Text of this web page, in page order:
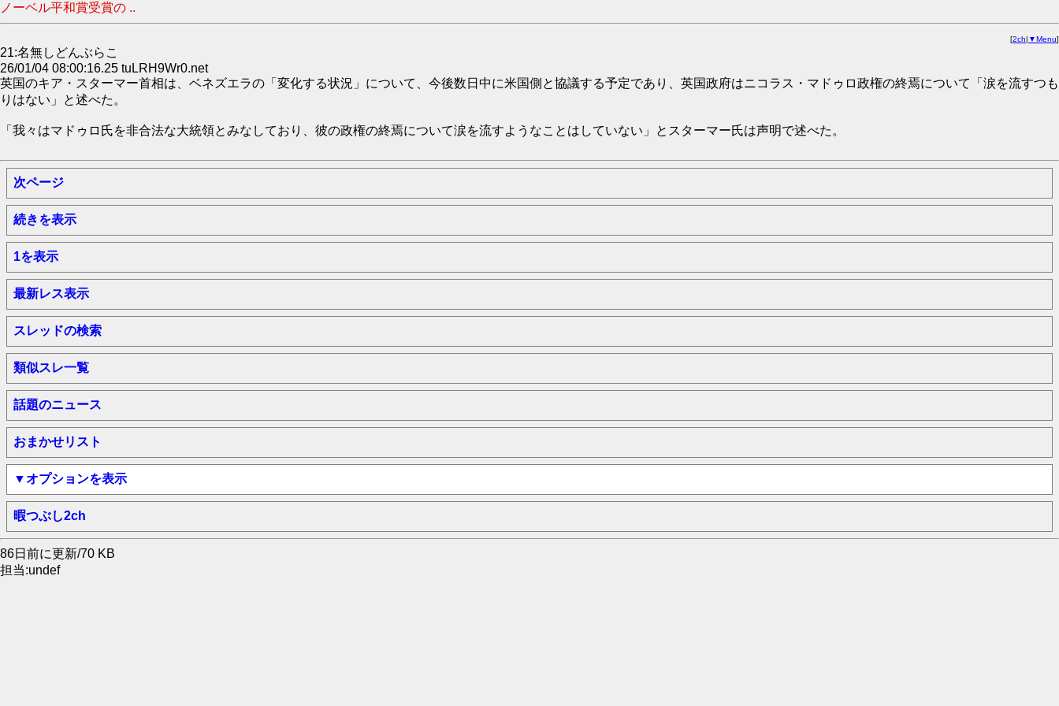
ノーベル平和賞受賞の ..
[2ch| ▼Menu]
21:名無しどんぶらこ
26/01/04 08:00:16.25 tuLRH9Wr0.net
英国のキア・スターマー首相は、ベネズエラの「変化する状況」について、今後数日中に米国側と協議する予定であり、英国政府はニコラス・マドゥロ政権の終焉について「涙を流すつも
りはない」と述べた。
「我々はマドゥロ氏を非合法な大統領とみなしており、彼の政権の終焉について涙を流すようなことはしていない」とスターマー氏は声明で述べた。
次ページ
続きを表示
1を表示
最新レス表示
スレッドの検索
類似スレ一覧
話題のニュース
おまかせリスト
▼オプションを表示
暇つぶし2ch
86日前に更新/70 KB
担当:undef